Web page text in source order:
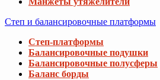
Степ и балансировочные платформы
Степ-платформы
Балансировочные подушки
Балансировочные полусферы
Баланс борды